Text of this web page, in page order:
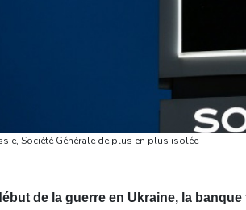
Société Générale de plus en plus isolée
de la guerre en Ukraine, la